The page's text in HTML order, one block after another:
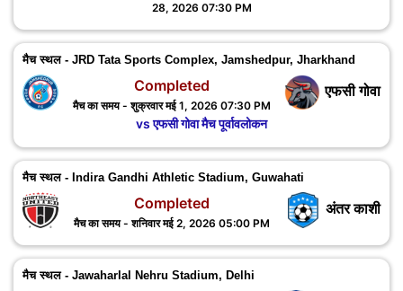
28, 2026 07:30 PM
मैच स्थल - JRD Tata Sports Complex, Jamshedpur, ‎Jharkhand
एफसी गोवा
Completed
मैच का समय - शुक्रवार मई 1, 2026 07:30 PM
vs एफसी गोवा मैच पूर्वावलोकन
मैच स्थल - Indira Gandhi Athletic Stadium, Guwahati
अंतर काशी
Completed
मैच का समय - शनिवार मई 2, 2026 05:00 PM
मैच स्थल - Jawaharlal Nehru Stadium, Delhi